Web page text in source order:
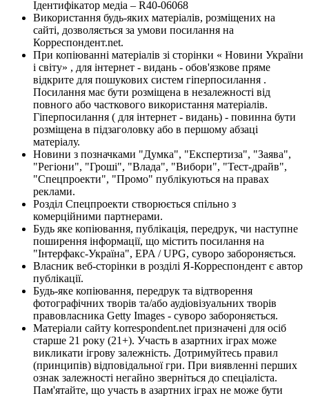
Ідентифікатор медіа – R40-06068
Використання будь-яких матеріалів, розміщених на
сайті, дозволяється за умови посилання на
Корреспондент.net.
При копіюванні матеріалів зі сторінки « Новини України
і світу» , для інтернет - видань - обов'язкове пряме
відкрите для пошукових систем гіперпосилання .
Посилання має бути розміщена в незалежності від
повного або часткового використання матеріалів.
Гіперпосилання ( для інтернет - видань) - повинна бути
розміщена в підзаголовку або в першому абзаці
матеріалу.
Новини з позначками "Думка", "Експертиза", "Заява",
"Регіони", "Гроші", "Влада", "Вибори", "Тест-драйв",
"Спецпроекти", "Промо" публікуються на правах
реклами.
Розділ Спецпроекти створюється спільно з
комерційними партнерами.
Будь яке копіювання, публікація, передрук, чи наступне
поширення інформації, що містить посилання на
"Інтерфакс-Україна", EPA / UPG, суворо забороняється.
Власник веб-сторінки в розділі Я-Корреспондент є автор
публікації.
Будь-яке копіювання, передрук та відтворення
фотографічних творів та/або аудіовізуальних творів
правовласника Getty Images - суворо забороняється.
Матеріали сайту korrespondent.net призначені для осіб
старше 21 року (21+). Участь в азартних іграх може
викликати ігрову залежність. Дотримуйтесь правил
(принципів) відповідальної гри. При виявленні перших
ознак залежності негайно зверніться до спеціаліста.
Пам'ятайте, що участь в азартних іграх не може бути